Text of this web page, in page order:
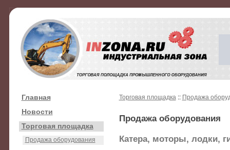
Главная
Новости
Торговая площадка
Продажа оборудования
Торговая площадка:: Продажа
Продажа оборудования
Катера, моторы, лодки,